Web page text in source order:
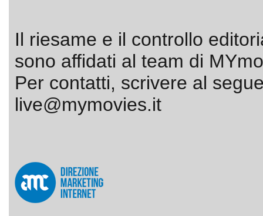
Il riesame e il controllo
sono affidati al team di
Per contatti, scrivere al
live@mymovies.it